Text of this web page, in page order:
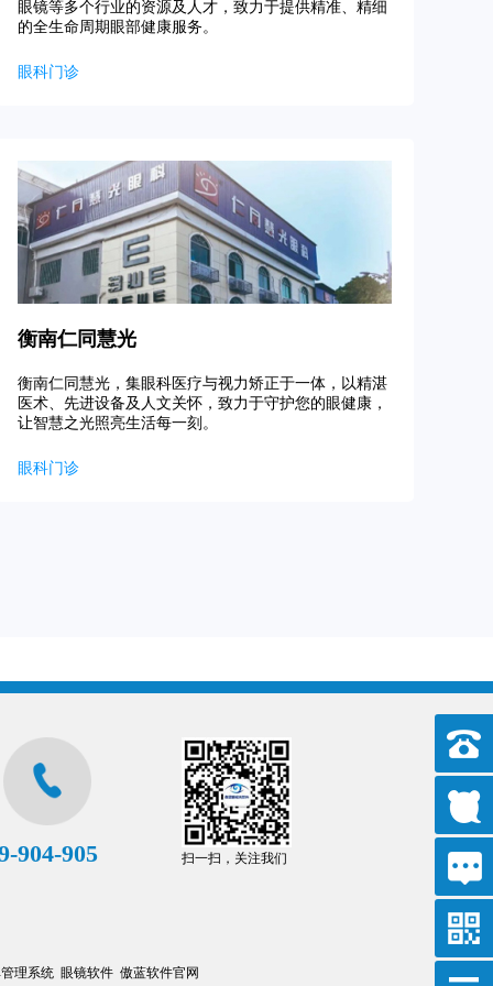
眼镜等多个行业的资源及人才，致力于提供精准、精细
的全生命周期眼部健康服务。
眼科门诊
衡南仁同慧光
衡南仁同慧光，集眼科医疗与视力矫正于一体，以精湛
医术、先进设备及人文关怀，致力于守护您的眼健康，
让智慧之光照亮生活每一刻。
眼科门诊
904-905 扫一扫，关注我们
理系统 眼镜软件 傲蓝软件官网